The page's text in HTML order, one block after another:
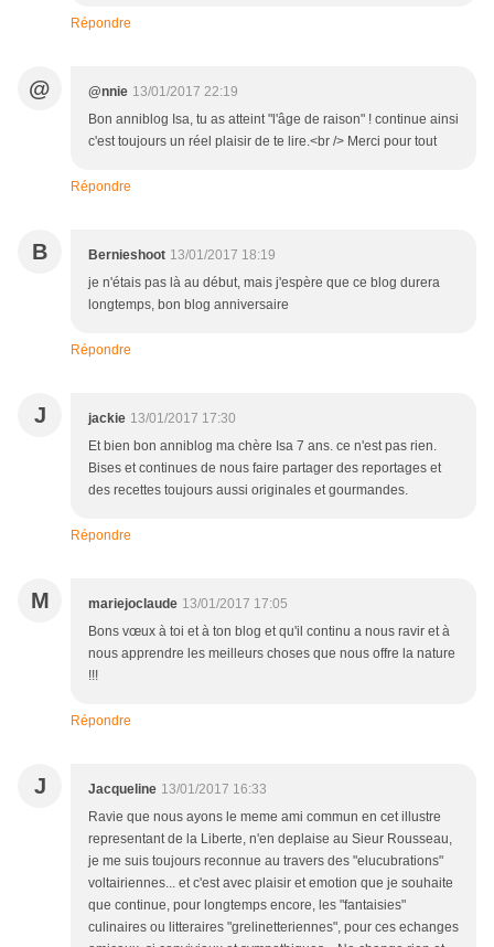
Répondre
@ @nnie 13/01/2017 22:19
Bon anniblog Isa, tu as atteint "l'âge de raison" ! continue ainsi
c'est toujours un réel plaisir de te lire.<br /> Merci pour tout
Répondre
B Bernieshoot 13/01/2017 18:19
je n'étais pas là au début, mais j'espère que ce blog durera
longtemps, bon blog anniversaire
Répondre
J jackie 13/01/2017 17:30
Et bien bon anniblog ma chère Isa 7 ans. ce n'est pas rien.
Bises et continues de nous faire partager des reportages et
des recettes toujours aussi originales et gourmandes.
Répondre
M mariejoclaude 13/01/2017 17:05
Bons vœux à toi et à ton blog et qu'il continu a nous ravir et à
nous apprendre les meilleurs choses que nous offre la nature
!!!
Répondre
J Jacqueline 13/01/2017 16:33
Ravie que nous ayons le meme ami commun en cet illustre
representant de la Liberte, n'en deplaise au Sieur Rousseau,
je me suis toujours reconnue au travers des "elucubrations"
voltairiennes... et c'est avec plaisir et emotion que je souhaite
que continue, pour longtemps encore, les "fantaisies"
culinaires ou litteraires "grelinetteriennes", pour ces echanges